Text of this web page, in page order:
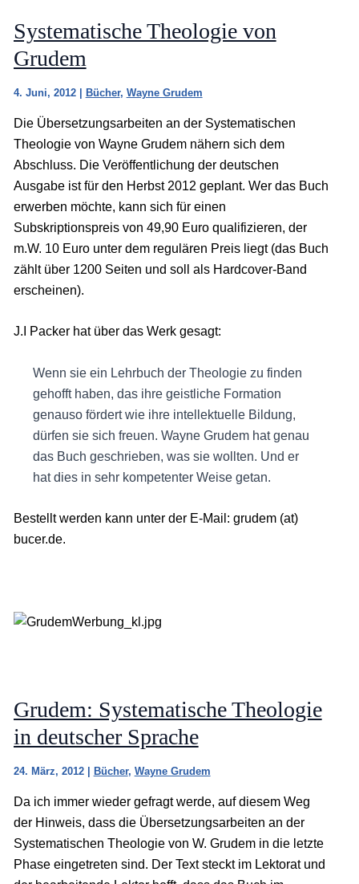
Systematische Theologie von
Grudem
4. Juni, 2012 | Bücher, Wayne Grudem
Die Übersetzungsarbeiten an der Systematischen
Theologie von Wayne Grudem nähern sich dem
Abschluss. Die Veröffentlichung der deutschen
Ausgabe ist für den Herbst 2012 geplant. Wer das Buch
erwerben möchte, kann sich für einen
Subskriptionspreis von 49,90 Euro qualifizieren, der
m.W. 10 Euro unter dem regulären Preis liegt (das Buch
zählt über 1200 Seiten und soll als Hardcover-Band
erscheinen).
J.I Packer hat über das Werk gesagt:
Wenn sie ein Lehrbuch der Theologie zu finden
gehofft haben, das ihre geistliche Formation
genauso fördert wie ihre intellektuelle Bildung,
dürfen sie sich freuen. Wayne Grudem hat genau
das Buch geschrieben, was sie wollten. Und er
hat dies in sehr kompetenter Weise getan.
Bestellt werden kann unter der E-Mail: grudem (at)
bucer.de.
Grudem: Systematische Theologie
in deutscher Sprache
24. März, 2012 Bücher, Wayne Grudem
Da ich immer wieder gefragt werde, auf diesem Weg
der Hinweis, dass die Übersetzungsarbeiten an der
Systematischen Theologie von W. Grudem in die letzte
Phase eingetreten sind. Der Text steckt im Lektorat und